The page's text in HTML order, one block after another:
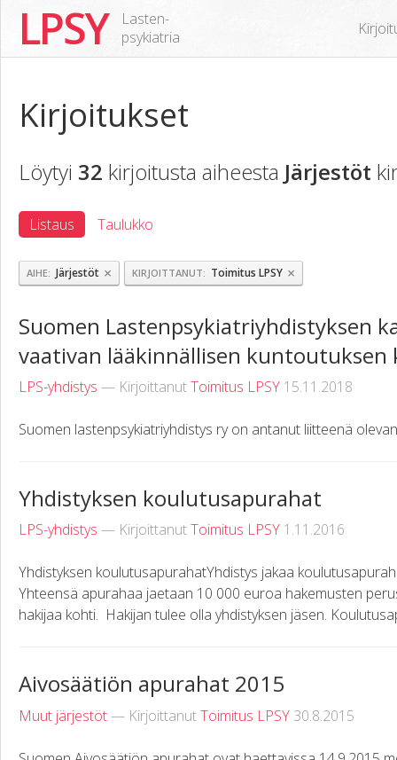
LPSY
Lasten-
psykiatria
Kirjoitukset
Löytyi 32 kirjoitusta aiheesta Järjestöt
Listaus Taulukko
AIHE Järjestöt × KIRJOITTANUT Toimitus LPSY ×
Suomen Lastenpsykiatriyhdistyksen
vaativan lääkinnällisen kuntoutuksen
LPS-yhdistys — KirjoittanutToimitus LPSY 15.11.2018
Suomen lastenpsykiatriyhdistys ry on antanut liitteenä
Yhdistyksen koulutusapurahat
LPS-yhdistys — KirjoittanutToimitus LPSY 1.11.2016
Yhdistyksen koulutusapurahatYhdistys jakaa
Yhteensä apurahaa jaetaan 10 000 euroa hakemusten
hakijaa kohti. Hakijan tulee olla yhdistyksen jäsen.
Aivosäätiön apurahat 2015
Muut järjestöt— KirjoittanutToimitus LPSY 30.8.2015